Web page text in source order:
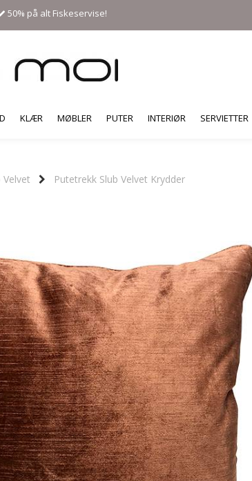
50% på alt Fiskeservise!
KLÆR MØBLER PUTER INTERIØR SERVIETTER
Velvet Putetrekk Slub Velvet Krydder